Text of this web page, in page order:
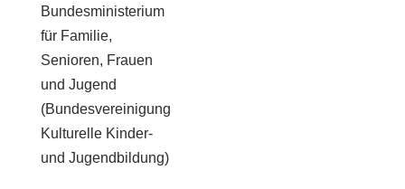
Bundesministerium
für Familie,
Senioren, Frauen
und Jugend
(Bundesvereinigung
Kulturelle Kinder-
und Jugendbildung)